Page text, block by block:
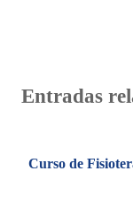
Entradas
Curso de